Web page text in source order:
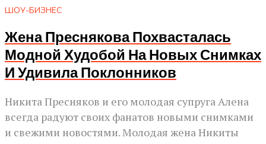
ШОУ-БИЗНЕС
Жена Преснякова Похвасталась
Модной Худобой На Новых Снимках
И Удивила Поклонников
Никита Пресняков и его молодая супруга Алена
всегда радуют своих фанатов новыми снимками
и свежими новостями. Молодая жена Никиты